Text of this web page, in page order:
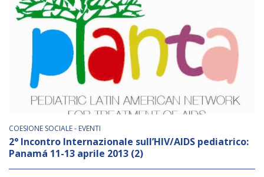
COESIONE SOCIALE - EVENTI
2° Incontro Internazionale sull’HIV/AIDS pediatrico:
Panamá 11-13 aprile 2013 (2)